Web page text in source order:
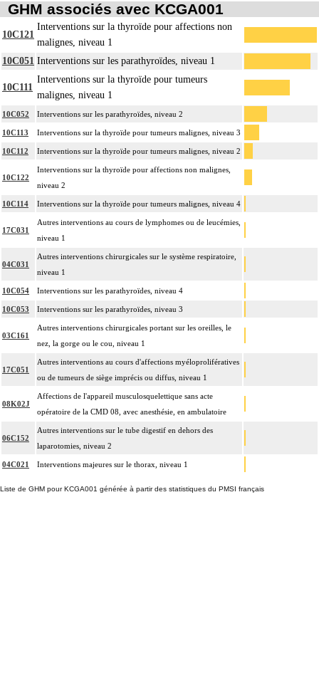
GHM associés avec KCGA001
10C121
Interventions sur la thyroïde pour affections non
malignes, niveau 1
10C051 Interventions sur les parathyroïdes, niveau 1
10C111
Interventions sur la thyroïde pour tumeurs
malignes, niveau 1
10C052 Interventions sur les parathyroïdes, niveau 2
10C113 Interventions sur la thyroïde pour tumeurs malignes, niveau 3
10C112 Interventions sur la thyroïde pour tumeurs malignes, niveau 2
10C122
Interventions sur la thyroïde pour affections non malignes,
niveau 2
10C114 Interventions sur la thyroïde pour tumeurs malignes, niveau 4
17C031
Autres interventions au cours de lymphomes ou de leucémies,
niveau 1
04C031
Autres interventions chirurgicales sur le système respiratoire,
niveau 1
10C054 Interventions sur les parathyroïdes, niveau 4
10C053 Interventions sur les parathyroïdes, niveau 3
03C161
Autres interventions chirurgicales portant sur les oreilles, le
nez, la gorge ou le cou, niveau 1
17C051
Autres interventions au cours d'affections myéloprolifératives
ou de tumeurs de siège imprécis ou diffus, niveau 1
08K02J
Affections de l'appareil musculosquelettique sans acte
opératoire de la CMD 08, avec anesthésie, en ambulatoire
06C152
Autres interventions sur le tube digestif en dehors des
laparotomies, niveau 2
04C021 Interventions majeures sur le thorax, niveau 1
Liste de GHM pour KCGA001 générée à partir des statistiques du PMSI français